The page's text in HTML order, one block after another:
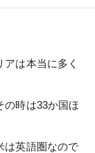
は本当に多く
の時は33か国ほ
は英語圏なので